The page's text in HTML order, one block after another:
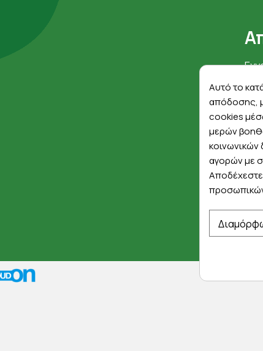
Αυτό το
απόδοσης,
cookies
μερών
κοινωνικών
αγορών με
Αποδέχεστε